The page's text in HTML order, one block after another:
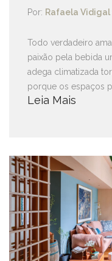
Por: Rafaela Vidigal
Todo verdadeiro
paixão pela bebida
adega climatizada
porque os espaços
Leia Mais